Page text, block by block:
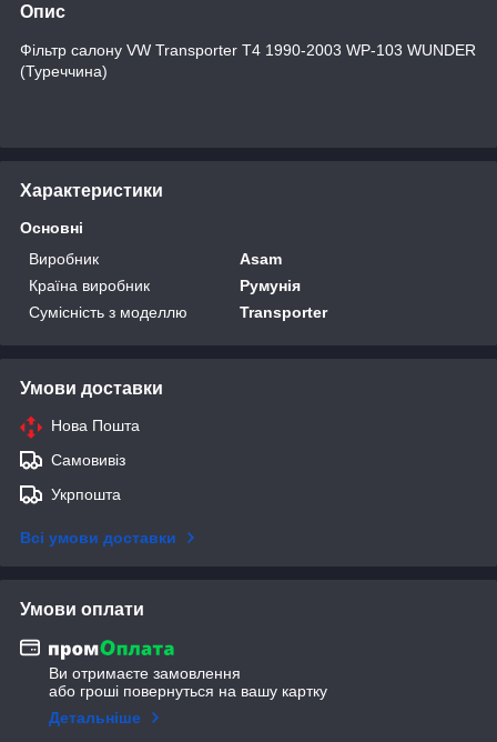
Опис
Фільтр салону VW Transporter T4 1990-2003 WP-103 WUNDER
(Туреччина)
Характеристики
Основні
Виробник
Asam
Країна виробник
Румунія
Сумісність з моделлю
Transporter
Умови доставки
Нова Пошта
Самовивіз
Укрпошта
Всі умови доставки
Умови оплати
Ви отримаєте замовлення
або гроші повернуться на вашу картку
Детальніше